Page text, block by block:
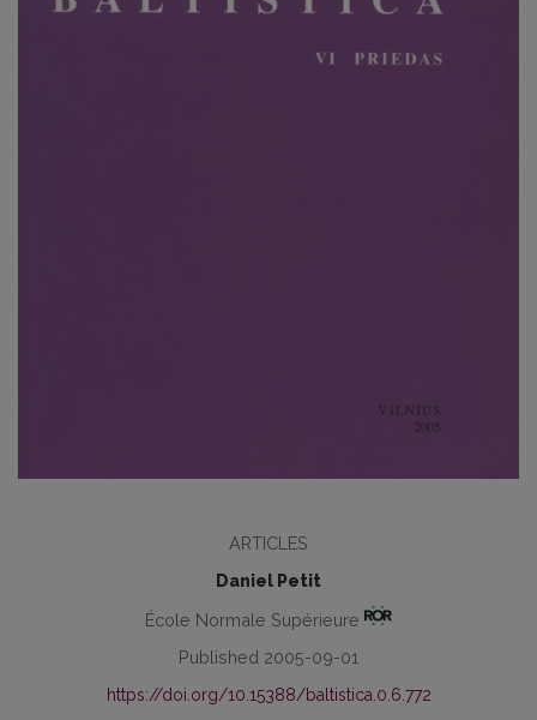
ARTICLES
Daniel Petit
École Normale Supérieure
Published 2005-09-01
https://doi.org/10.15388/baltistica.0.6.772